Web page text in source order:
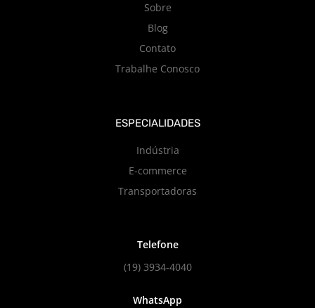
Sobre
Blog
Contato
Trabalhe Conosco
ESPECIALIDADES
Indústria
E-commerce
Transportadoras
Telefone
(19) 3934-4040
WhatsApp